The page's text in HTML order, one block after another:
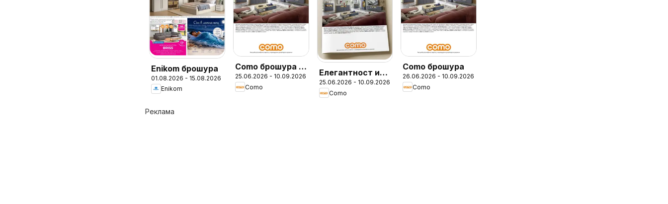
Enikom брошура
01.08.2026 - 15.08.2026
Enikom
Como брошура -
Елегантност и
уют в модерния
25.06.2026 - 10.09.2026
Como
Елегантност и
уют в модерния
дом с COMO
25.06.2026 - 10.09.2026
Como
Como брошура
26.06.2026 - 10.09.2026
Como
Реклама